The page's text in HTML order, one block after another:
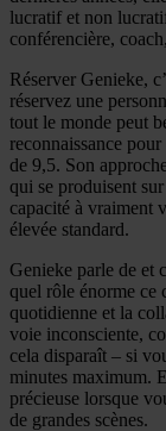
lucratif et non
conférencière,
Réserver Genieke,
réservez une
tout le monde peut
reconnaissance
de 9,5. Son
qui se produisent
capacité à vraiment
élevée standard.
Genieke parle de et
quel rôle énorme ce
quotidienne et la
voie inconsciente,
cela disparaît – si
minutes maximum.
précieuse lorsque
de grandes scènes.